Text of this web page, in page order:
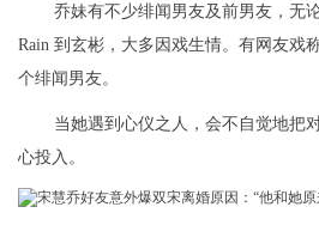
乔妹有不少绯闻男友及前男友，无
Rain 到玄彬，大多因戏生情。有网友戏
个绯闻男友。
当她遇到心仪之人，会不自觉地把
心投入。